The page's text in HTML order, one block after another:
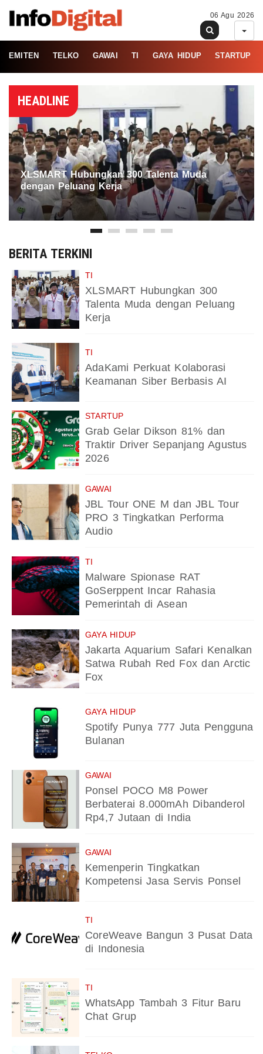
06 Agu 2026
EMITEN TELKO GAWAI TI GAYA HIDUP STARTUP
HEADLINE
XLSMART Hubungkan 300 Talenta Muda
dengan Peluang Kerja
BERITA TERKINI
TI
XLSMART Hubungkan 300
Talenta Muda dengan Peluang
Kerja
TI
AdaKami Perkuat Kolaborasi
Keamanan Siber Berbasis AI
STARTUP
Grab Gelar Dikson 81% dan
Traktir Driver Sepanjang Agustus
2026
GAWAI
JBL Tour ONE M dan JBL Tour
PRO 3 Tingkatkan Performa
Audio
TI
Malware Spionase RAT
GoSerppent Incar Rahasia
Pemerintah di Asean
GAYA HIDUP
Jakarta Aquarium Safari Kenalkan
Satwa Rubah Red Fox dan Arctic
Fox
GAYA HIDUP
Spotify Punya 777 Juta Pengguna
Bulanan
GAWAI
Ponsel POCO M8 Power
Berbaterai 8.000mAh Dibanderol
Rp4,7 Jutaan di India
GAWAI
Kemenperin Tingkatkan
Kompetensi Jasa Servis Ponsel
TI
CoreWeave Bangun 3 Pusat Data
di Indonesia
TI
WhatsApp Tambah 3 Fitur Baru
Chat Grup